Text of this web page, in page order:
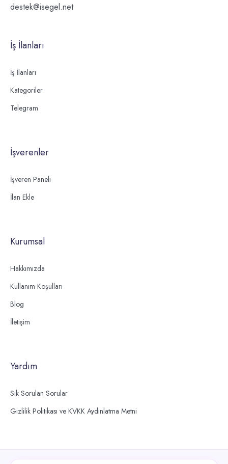
destek@isegel.net
İş İlanları
İş İlanları
Kategoriler
Telegram
İşverenler
İşveren Paneli
İlan Ekle
Kurumsal
Hakkımızda
Kullanım Koşulları
Blog
İletişim
Yardım
Sık Sorulan Sorular
Gizlilik Politikası ve KVKK Aydınlatma Metni